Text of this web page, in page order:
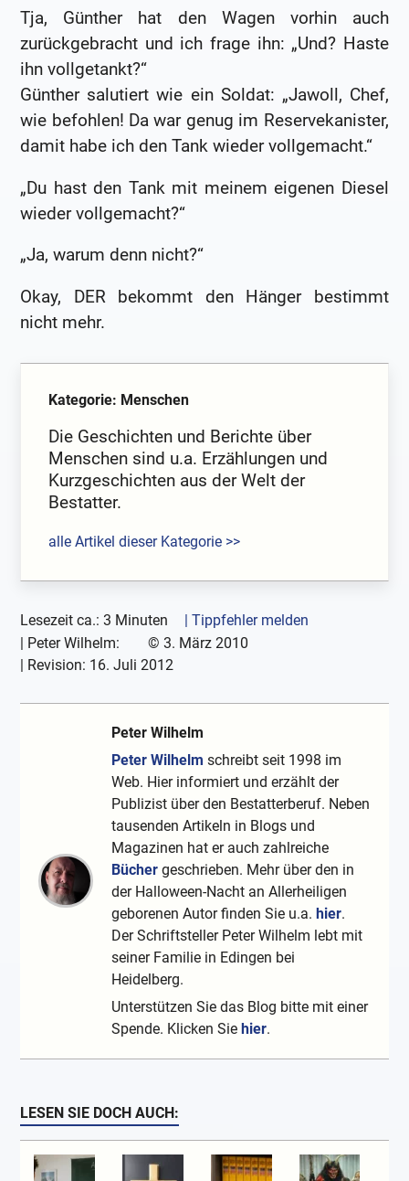
Tja, Günther hat den Wagen vorhin auch
zurückgebracht und ich frage ihn: „Und? Haste
ihn vollgetankt?“
Günther salutiert wie ein Soldat: „Jawoll, Chef,
wie befohlen! Da war genug im Reservekanister,
damit habe ich den Tank wieder vollgemacht.“
„Du hast den Tank mit meinem eigenen Diesel
wieder vollgemacht?“
„Ja, warum denn nicht?“
Okay, DER bekommt den Hänger bestimmt
nicht mehr.
Kategorie: Menschen
Die Geschichten und Berichte über
Menschen sind u.a. Erzählungen und
Kurzgeschichten aus der Welt der
Bestatter.
alle Artikel dieser Kategorie >>
Lesezeit ca.: 3 Minuten
| Tippfehler melden
| Peter Wilhelm: © 3. März 2010
| Revision: 16. Juli 2012
Peter Wilhelm
Peter Wilhelm schreibt seit 1998 im
Web. Hier informiert und erzählt der
Publizist über den Bestatterberuf. Neben
tausenden Artikeln in Blogs und
Magazinen hat er auch zahlreiche
Bücher geschrieben. Mehr über den in
der Halloween-Nacht an Allerheiligen
geborenen Autor finden Sie u.a.hier.
Der Schriftsteller Peter Wilhelm lebt mit
seiner Familie in Edingen bei
Heidelberg.
Unterstützen Sie das Blog bitte mit einer
Spende. Klicken Siehier.
LESEN SIE DOCH AUCH: